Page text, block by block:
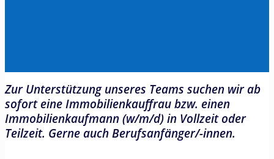
Zur Unterstützung unseres Teams suchen wir ab
sofort eine Immobilienkauffrau bzw. einen
Immobilienkaufmann (w/m/d) in Vollzeit oder
Teilzeit. Gerne auch Berufsanfänger/-innen.